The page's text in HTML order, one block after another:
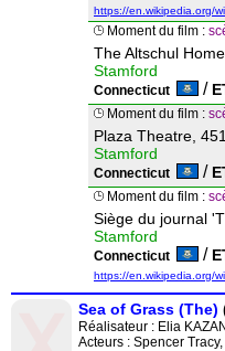
https://en.wikipedia.org/
Moment du film :
The Altschul
Stamford
Connecticut /
Moment du film :
Plaza Theatre,
Stamford
Connecticut /
Moment du film :
Siège du journal
Stamford
Connecticut /
https://en.wikipedia.org/
Sea of Grass (The)
Réalisateur : Elia KAZAN
Acteurs : Spencer